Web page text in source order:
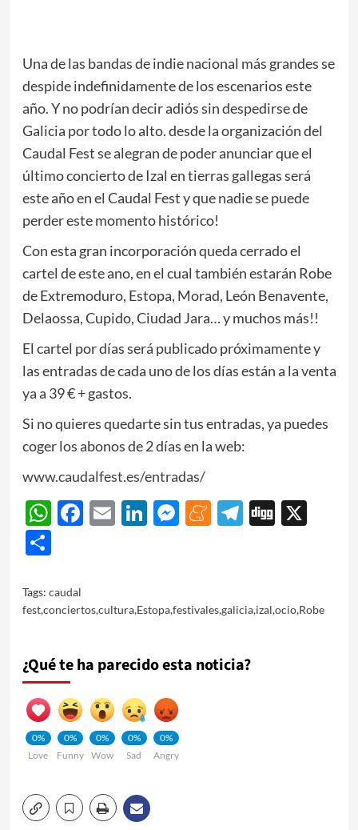
Una de las bandas de indie nacional más grandes se
despide indefinidamente de los escenarios este
año. Y no podrían decir adiós sin despedirse de
Galicia por todo lo alto. desde la organización del
Caudal Fest se alegran de poder anunciar que el
último concierto de Izal en tierras gallegas será
este año en el Caudal Fest y que nadie se puede
perder este momento histórico!
Con esta gran incorporación queda cerrado el
cartel de este ano, en el cual también estarán Robe
de Extremoduro, Estopa, Morad, León Benavente,
Delaossa, Cupido, Ciudad Jara… y muchos más!!
El cartel por días será publicado próximamente y
las entradas de cada uno de los días están a la venta
ya a 39 € + gastos.
Si no quieres quedarte sin tus entradas, ya puedes
coger los abonos de 2 días en la web:
www.caudalfest.es/entradas/
WhatsApp
Facebook
EmailLinkedIn
Messenger
Meneame
Telegram
Digg
X
Share
Tags: caudal
fest,conciertos,cultura,Estopa,festivales,galicia,izal,ocio,Robe
¿Qué te ha parecido esta noticia?
0%
Love
0%
Funny
0%
Wow
0%
Sad
0%
Angry